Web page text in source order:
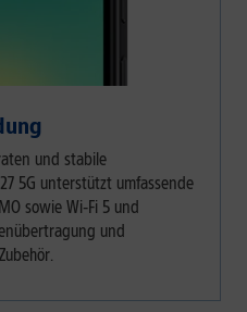
und stabile
5G unterstützt umfassende
sowie Wi‑Fi 5 und
und